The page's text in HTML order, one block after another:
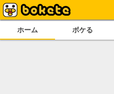
ホーム ボケる